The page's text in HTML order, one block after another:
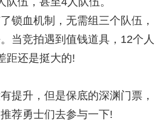
锁血机制，无需组三个队伍，
当竞拍遇到值钱道具，12个人
距还是挺大的!
提升，但是保底的深渊门票，
荐勇士们去参与一下!